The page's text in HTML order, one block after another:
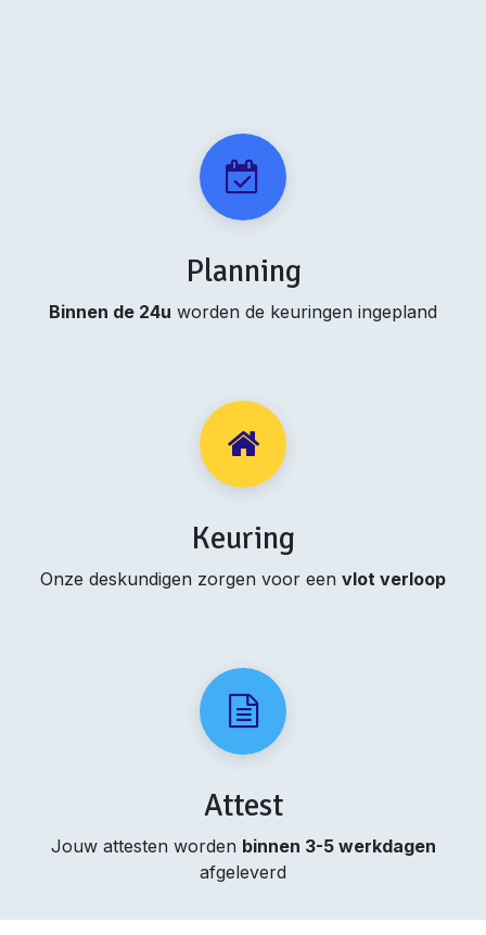
Planning
Binnen de 24u worden de keuringen ingepland
Keuring
Onze deskundigen zorgen voor een vlot verloop
Attest
Jouw attesten worden binnen 3-5 werkdagen
afgeleverd